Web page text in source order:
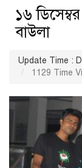
১৬
বাউলা
Update Time :
1129 Time